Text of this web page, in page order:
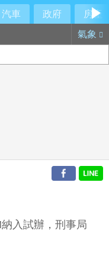
汽車 政府
房產
氣象
入試辦，刑事局